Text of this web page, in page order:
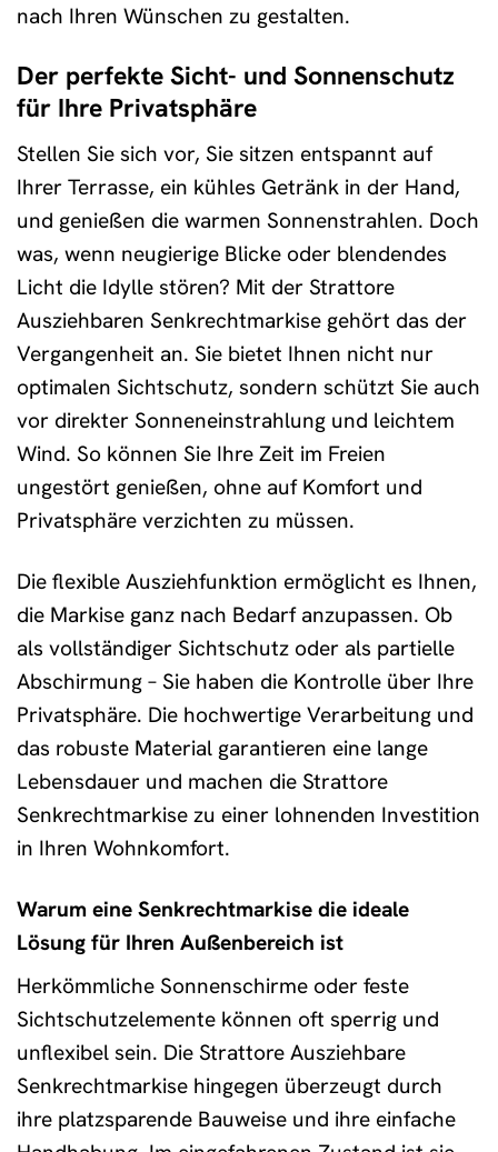
nach Ihren Wünschen zu gestalten.
Der perfekte Sicht- und Sonnenschutz
für Ihre Privatsphäre
Stellen Sie sich vor, Sie sitzen entspannt auf
Ihrer Terrasse, ein kühles Getränk in der Hand,
und genießen die warmen Sonnenstrahlen. Doch
was, wenn neugierige Blicke oder blendendes
Licht die Idylle stören? Mit der Strattore
Ausziehbaren Senkrechtmarkise gehört das der
Vergangenheit an. Sie bietet Ihnen nicht nur
optimalen Sichtschutz, sondern schützt Sie auch
vor direkter Sonneneinstrahlung und leichtem
Wind. So können Sie Ihre Zeit im Freien
ungestört genießen, ohne auf Komfort und
Privatsphäre verzichten zu müssen.
Die flexible Ausziehfunktion ermöglicht es Ihnen,
die Markise ganz nach Bedarf anzupassen. Ob
als vollständiger Sichtschutz oder als partielle
Abschirmung – Sie haben die Kontrolle über Ihre
Privatsphäre. Die hochwertige Verarbeitung und
das robuste Material garantieren eine lange
Lebensdauer und machen die Strattore
Senkrechtmarkise zu einer lohnenden Investition
in Ihren Wohnkomfort.
Warum eine Senkrechtmarkise die ideale
Lösung für Ihren Außenbereich ist
Herkömmliche Sonnenschirme oder feste
Sichtschutzelemente können oft sperrig und
unflexibel sein. Die Strattore Ausziehbare
Senkrechtmarkise hingegen überzeugt durch
ihre platzsparende Bauweise und ihre einfache